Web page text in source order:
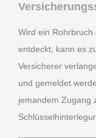
Wird ein Rohrbruch
entdeckt, kann es
Versicherer
und gemeldet
jemandem Zugang